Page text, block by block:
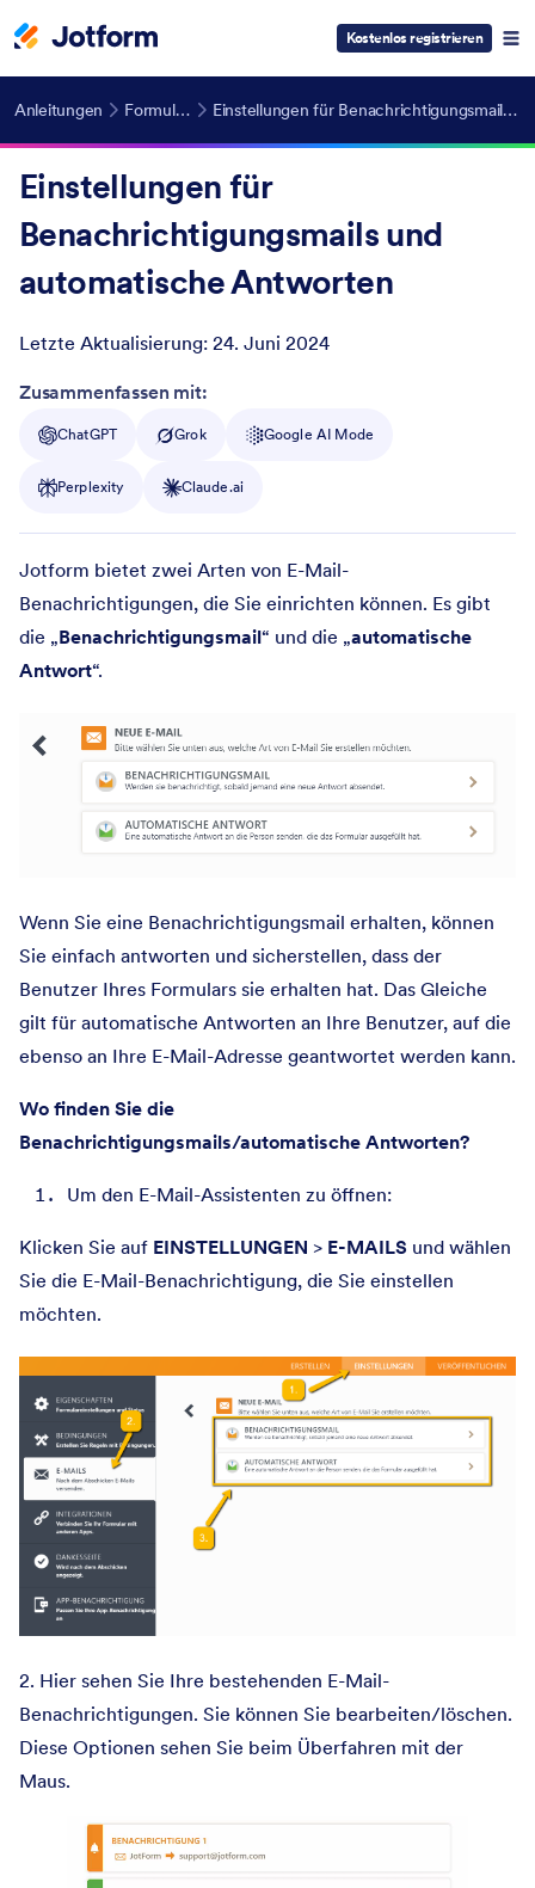
Kostenlos registrieren
Anleitungen Formular E-Mails Einstellungen für Benachrichtigungsmails und automatische Antworten
Einstellungen für
Benachrichtigungsmails und
automatische Antworten
Letzte Aktualisierung: 24. Juni 2024
Post ID
Zusammenfassen mit:
ChatGPT Grok Google AI Mode
Perplexity Claude.ai
Jotform bietet zwei Arten von E-Mail-
Benachrichtigungen, die Sie einrichten können. Es gibt
die „Benachrichtigungsmail“ und die „automatische
Antwort“.
Wenn Sie eine Benachrichtigungsmail erhalten, können
Sie einfach antworten und sicherstellen, dass der
Benutzer Ihres Formulars sie erhalten hat. Das Gleiche
gilt für automatische Antworten an Ihre Benutzer, auf die
ebenso an Ihre E-Mail-Adresse geantwortet werden kann.
Wo finden Sie die
Benachrichtigungsmails/automatische Antworten?
Um den E-Mail-Assistenten zu öffnen:
Klicken Sie auf EINSTELLUNGEN > E-MAILS und wählen
Sie die E-Mail-Benachrichtigung, die Sie einstellen
möchten.
2. Hier sehen Sie Ihre bestehenden E-Mail-
Benachrichtigungen. Sie können Sie bearbeiten/löschen.
Diese Optionen sehen Sie beim Überfahren mit der
Maus.